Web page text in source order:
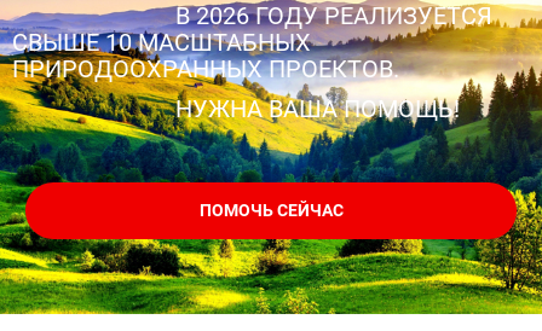
В 2026 ГОДУ РЕАЛИЗУЕТСЯ
СВЫШЕ 10 МАСШТАБНЫХ
ПРИРОДООХРАННЫХ ПРОЕКТОВ.
НУЖНА ВАША ПОМОЩЬ!
ПОМОЧЬ СЕЙЧАС